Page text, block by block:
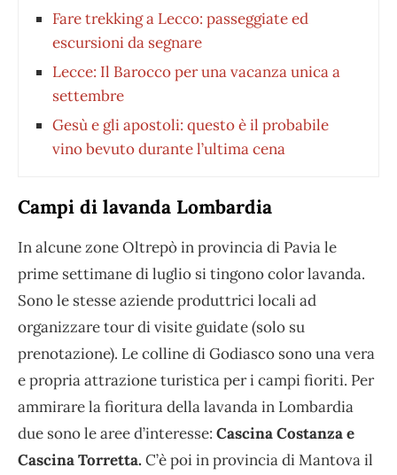
Fare trekking a Lecco: passeggiate ed
escursioni da segnare
Lecce: Il Barocco per una vacanza unica a
settembre
Gesù e gli apostoli: questo è il probabile
vino bevuto durante l’ultima cena
Campi di lavanda Lombardia
In alcune zone Oltrepò in provincia di Pavia le
prime settimane di luglio si tingono color lavanda.
Sono le stesse aziende produttrici locali ad
organizzare tour di visite guidate (solo su
prenotazione). Le colline di Godiasco sono una vera
e propria attrazione turistica per i campi fioriti. Per
ammirare la fioritura della lavanda in Lombardia
due sono le aree d’interesse: Cascina Costanza e
Cascina Torretta. C’è poi in provincia di Mantova il